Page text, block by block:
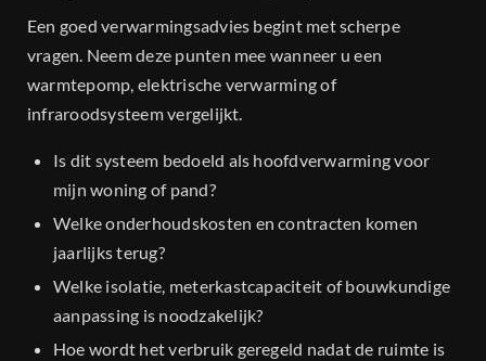
Een goed verwarmingsadvies begint met scherpe
vragen. Neem deze punten mee wanneer u een
warmtepomp, elektrische verwarming of
infraroodsysteem vergelijkt.
Is dit systeem bedoeld als hoofdverwarming voor
mijn woning of pand?
Welke onderhoudskosten en contracten komen
jaarlijks terug?
Welke isolatie, meterkastcapaciteit of bouwkundige
aanpassing is noodzakelijk?
Hoe wordt het verbruik geregeld nadat de ruimte is